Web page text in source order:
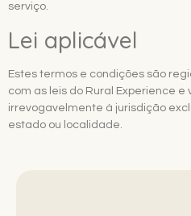
serviço.
Lei aplicável
Estes termos e condições são
com as leis do Rural Experience e
irrevogavelmente à jurisdição
estado ou localidade.